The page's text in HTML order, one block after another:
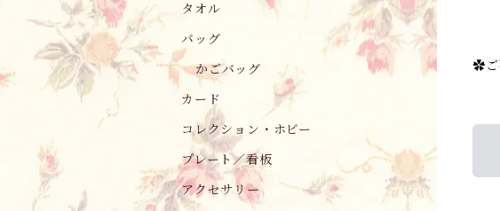
✿ご
タオル
バッグ
かごバッグ
カード
コレクション・ホビー
プレート／看板
アクセサリー